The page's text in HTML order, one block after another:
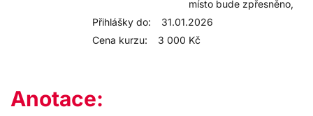
místo bude zpřesněno,
Přihlášky do:
31.01.2026
Cena kurzu:
3 000 Kč
Anotace: